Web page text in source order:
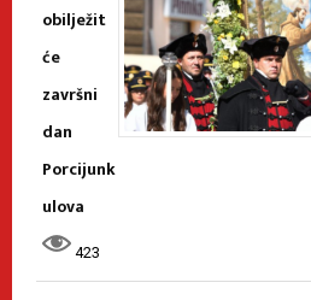
obilježit
će
završni
dan
Porcijunk
ulova
423